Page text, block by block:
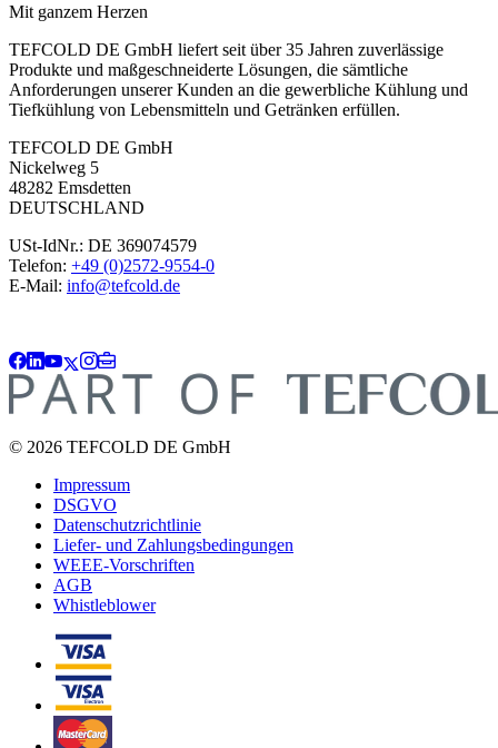
Mit ganzem Herzen
TEFCOLD DE GmbH liefert seit über 35 Jahren zuverlässige
Produkte und maßgeschneiderte Lösungen, die sämtliche
Anforderungen unserer Kunden an die gewerbliche Kühlung und
Tiefkühlung von Lebensmitteln und Getränken erfüllen.
TEFCOLD DE GmbH
Nickelweg 5
48282 Emsdetten
DEUTSCHLAND
USt-IdNr.: DE 369074579
Telefon: +49 (0)2572-9554-0
E-Mail: info@tefcold.de
© 2026 TEFCOLD DE GmbH
Impressum
DSGVO
Datenschutzrichtlinie
Liefer- und Zahlungsbedingungen
WEEE-Vorschriften
AGB
Whistleblower